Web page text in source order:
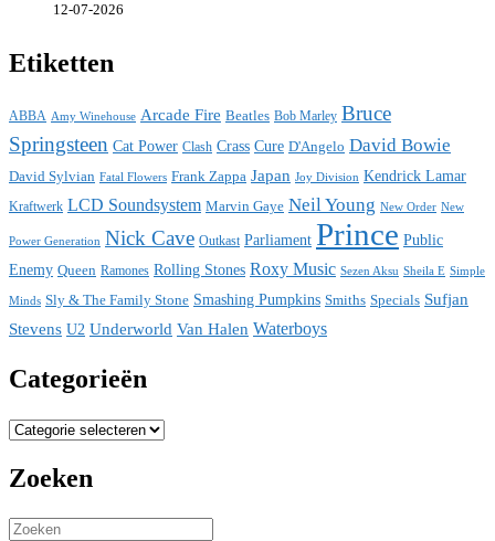
12-07-2026
Etiketten
ABBA Amy Winehouse Arcade Fire Beatles Bob Marley Bruce
Springsteen Cat Power Clash Crass Cure D'Angelo David Bowie
David Sylvian Fatal Flowers Frank Zappa Japan Joy Division Kendrick Lamar
Kraftwerk LCD Soundsystem Marvin Gaye Neil Young New Order New
Power Generation Nick Cave Outkast Parliament Prince Public
Enemy Queen Ramones Rolling Stones Roxy Music Sezen Aksu Sheila E Simple
Minds Sly & The Family Stone Smashing Pumpkins Smiths Specials Sufjan
Stevens U2 Underworld Van Halen Waterboys
Categorieën
Categorieën
Zoeken
Search